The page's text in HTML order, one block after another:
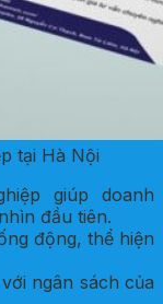
tại Hà Nội
giúp doanh
đầu tiên.
động, thể hiện
ngân sách của